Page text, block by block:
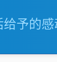
予的感